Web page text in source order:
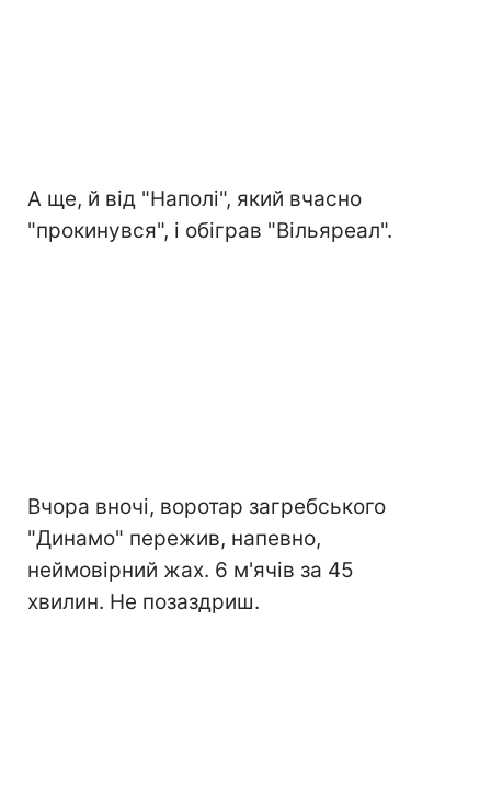
А ще, й від "Наполі", який вчасно
"прокинувся", і обіграв "Вільяреал".
Вчора вночі, воротар загребського
"Динамо" пережив, напевно,
неймовірний жах. 6 м'ячів за 45
хвилин. Не позаздриш.